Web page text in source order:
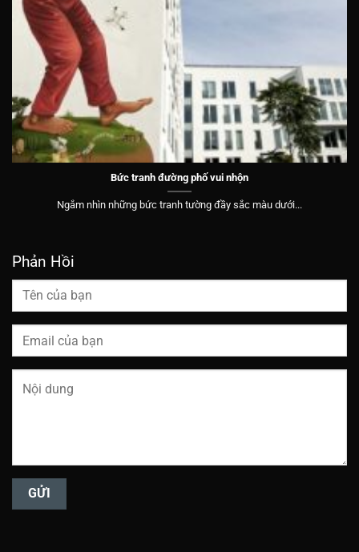
Bức tranh đường phố vui nhộn
Ngắm nhìn những bức tranh tường đầy sắc màu dưới...
Phản Hồi